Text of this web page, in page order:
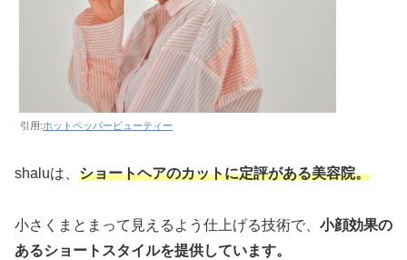
引用:ホットペッパービューティー
shaluは、 ショートヘアのカットに定評がある美容院。
小さくまとまって見えるよう仕上げる技術で、 小顔効果の
あるショートスタイルを提供しています。